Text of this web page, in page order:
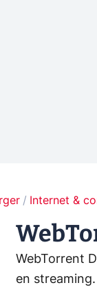
Internet &
WebTorrent
en streaming.